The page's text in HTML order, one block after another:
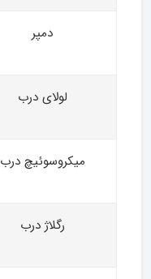
دمپر
لولای درب
میکروسوئیچ درب
رگلاژ درب